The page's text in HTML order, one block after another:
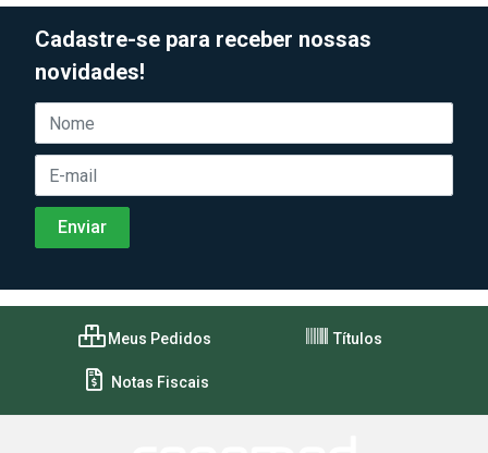
Cadastre-se para receber nossas
novidades!
Meus Pedidos Títulos
Notas Fiscais